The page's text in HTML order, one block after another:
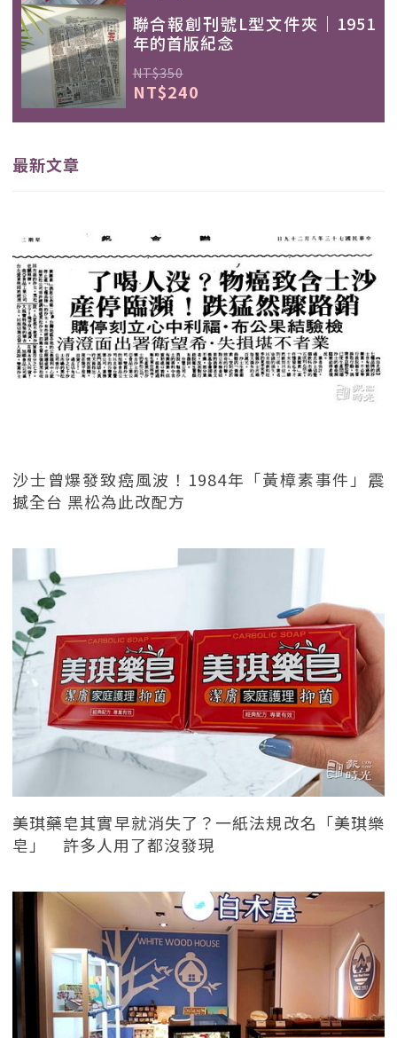
聯合報創刊號L型文件夾｜1951
年的首版紀念
NT$350
NT$240
最新文章
沙士曾爆發致癌風波！1984年「黃樟素事件」震
撼全台 黑松為此改配方
美琪藥皂其實早就消失了？一紙法規改名「美琪樂
皂」 許多人用了都沒發現